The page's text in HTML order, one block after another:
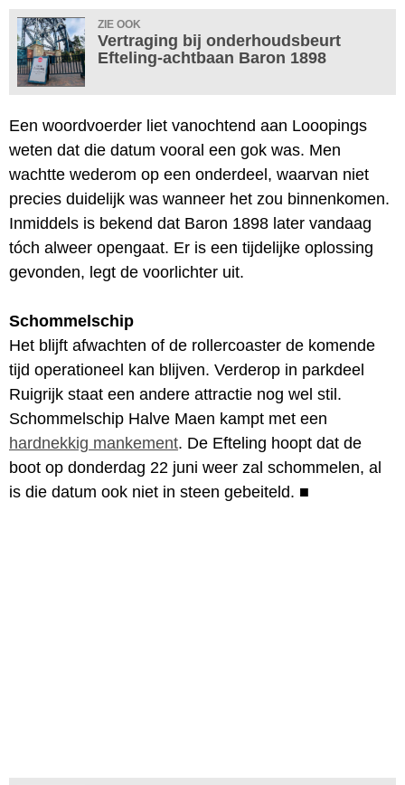
ZIE OOK
Vertraging bij onderhoudsbeurt
Efteling-achtbaan Baron 1898
Een woordvoerder liet vanochtend aan Looopings
weten dat die datum vooral een gok was. Men
wachtte wederom op een onderdeel, waarvan niet
precies duidelijk was wanneer het zou binnenkomen.
Inmiddels is bekend dat Baron 1898 later vandaag
tóch alweer opengaat. Er is een tijdelijke oplossing
gevonden, legt de voorlichter uit.
Schommelschip
Het blijft afwachten of de rollercoaster de komende
tijd operationeel kan blijven. Verderop in parkdeel
Ruigrijk staat een andere attractie nog wel stil.
Schommelschip Halve Maen kampt met een
hardnekkig mankement. De Efteling hoopt dat de
boot op donderdag 22 juni weer zal schommelen, al
is die datum ook niet in steen gebeiteld. ■